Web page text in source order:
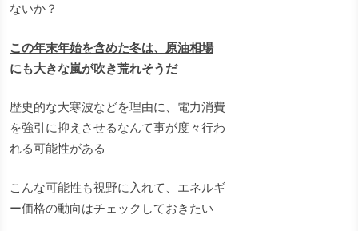
ないか？
この年末年始を含めた冬は、原油相場
にも大きな嵐が吹き荒れそうだ
歴史的な大寒波などを理由に、電力消費
を強引に抑えさせるなんて事が度々行わ
れる可能性がある
こんな可能性も視野に入れて、エネルギ
ー価格の動向はチェックしておきたい